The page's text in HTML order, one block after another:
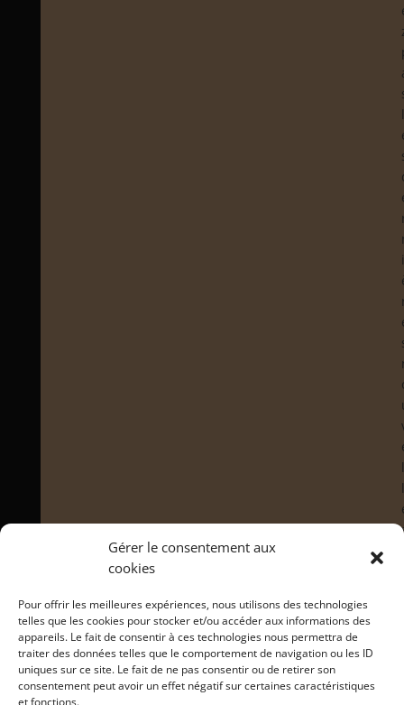
Gérer le consentement aux
cookies
Pour offrir les meilleures expériences, nous utilisons des technologies
telles que les cookies pour stocker et/ou accéder aux informations des
appareils. Le fait de consentir à ces technologies nous permettra de
traiter des données telles que le comportement de navigation ou les ID
uniques sur ce site. Le fait de ne pas consentir ou de retirer son
consentement peut avoir un effet négatif sur certaines caractéristiques
et fonctions.
l
i
l
l